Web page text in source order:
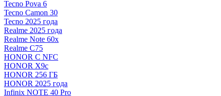
Tecno Pova 6
Tecno Camon 30
Tecno 2025 года
Realme 2025 года
Realme Note 60x
Realme C75
HONOR С NFC
HONOR X9c
HONOR 256 ГБ
HONOR 2025 года
Infinix NOTE 40 Pro